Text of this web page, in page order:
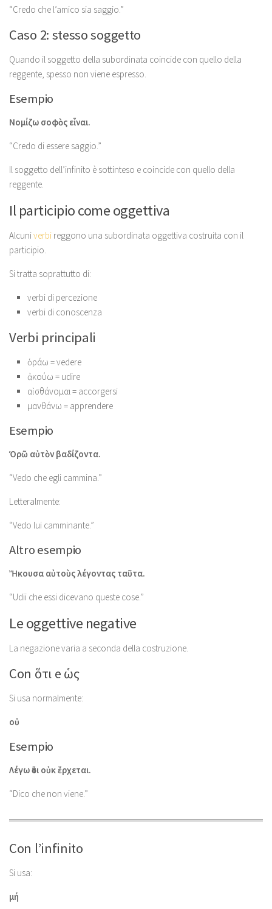
“Credo che l’amico sia saggio.”
Caso 2: stesso soggetto
Quando il soggetto della subordinata coincide con quello della
reggente, spesso non viene espresso.
Esempio
Νομίζω σοφὸς εἶναι.
“Credo di essere saggio.”
Il soggetto dell’infinito è sottinteso e coincide con quello della
reggente.
Il participio come oggettiva
Alcuniverbi reggono una subordinata oggettiva costruita con il
participio.
Si tratta soprattutto di:
verbi di percezione
verbi di conoscenza
Verbi principali
ὁράω = vedere
ἀκούω = udire
αἰσθάνομαι = accorgersi
μανθάνω = apprendere
Esempio
Ὁρῶ αὐτὸν βαδίζοντα.
“Vedo che egli cammina.”
Letteralmente:
“Vedo lui camminante.”
Altro esempio
Ἤκουσα αὐτοὺς λέγοντας ταῦτα.
“Udii che essi dicevano queste cose.”
Le oggettive negative
La negazione varia a seconda della costruzione.
Con ὅτι e ὡς
Si usa normalmente:
οὐ
Esempio
Λέγω ὅτι οὐκ ἔρχεται.
“Dico che non viene.”
Con l’infinito
Si usa:
μή